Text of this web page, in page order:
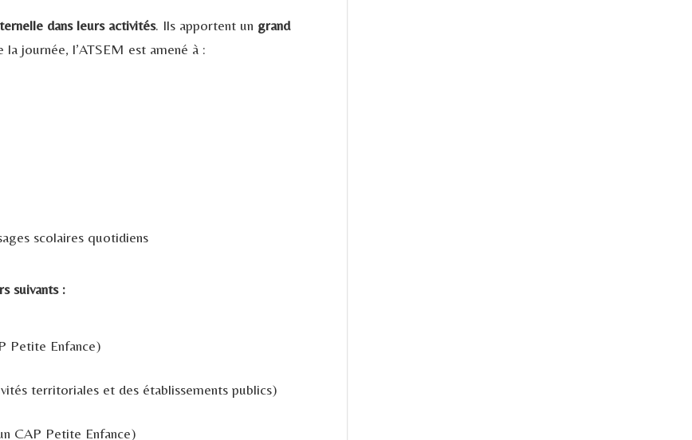
dans leurs activités. Ils apportent un grand
journée, l’ATSEM est amené à :
scolaires quotidiens
suivants :
Petite Enfance)
territoriales et des établissements publics)
CAP Petite Enfance)